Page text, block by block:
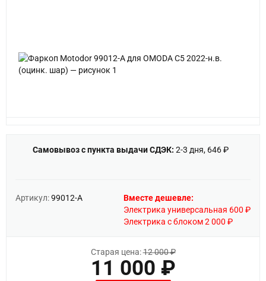
Самовывоз с пункта выдачи СДЭК: 2-3 дня, 646 ₽
Артикул:99012-A
Вместе дешевле:
Электрика универсальная 600 ₽
Электрика с блоком 2 000 ₽
Старая цена:12 000 ₽
11 000 ₽